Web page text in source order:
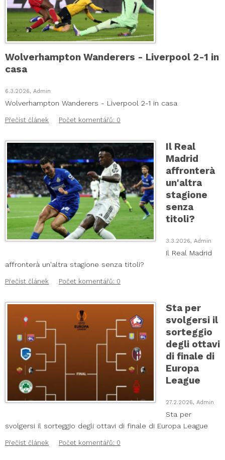
Wolverhampton Wanderers - Liverpool 2-1 in
casa
6.3.2026, Admin
Wolverhampton Wanderers - Liverpool 2-1 in casa
Přečíst článek Počet komentářů: 0
Il Real
Madrid
affronterà
un'altra
stagione
senza
titoli?
3.3.2026, Admin
Il Real Madrid
affronterà un'altra stagione senza titoli?
Přečíst článek Počet komentářů: 0
Sta per
svolgersi il
sorteggio
degli ottavi
di finale di
Europa
League
27.2.2026, Admin
Sta per
svolgersi il sorteggio degli ottavi di finale di Europa League
Přečíst článek Počet komentářů: 0